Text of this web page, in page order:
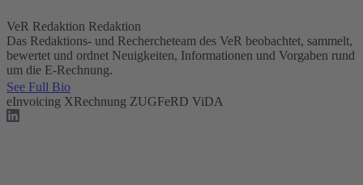
VeR Redaktion Redaktion
Das Redaktions- und Rechercheteam des VeR beobachtet, sammelt,
bewertet und ordnet Neuigkeiten, Informationen und Vorgaben rund
um die E-Rechnung.
See Full Bio
eInvoicing XRechnung ZUGFeRD ViDA